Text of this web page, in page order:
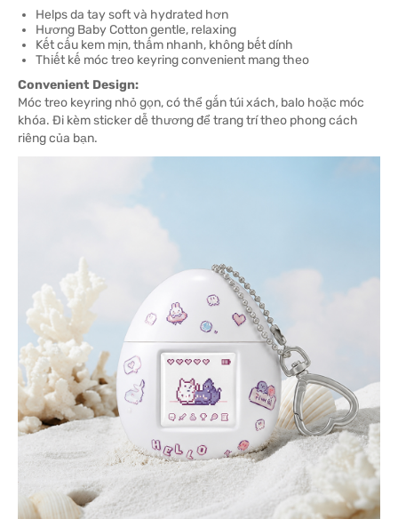
Helps da tay soft và hydrated hơn
Hương Baby Cotton gentle, relaxing
Kết cấu kem mịn, thấm nhanh, không bết dính
Thiết kế móc treo keyring convenient mang theo
Convenient Design:
Móc treo keyring nhỏ gọn, có thể gắn túi xách, balo hoặc móc
khóa. Đi kèm sticker dễ thương để trang trí theo phong cách
riêng của bạn.